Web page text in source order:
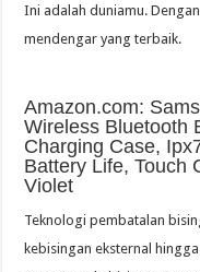
Ini adalah duniamu.
mendengar yang terbaik.
Amazon.com:
Wireless Bluetooth
Charging Case,
Battery Life, Touch
Violet
Teknologi pembatalan
kebisingan eksternal